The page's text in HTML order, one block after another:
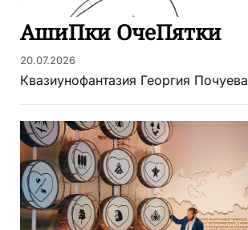
АшиПки ОчеПятки
20.07.2026
Квазиунофантазия Георгия Почуева